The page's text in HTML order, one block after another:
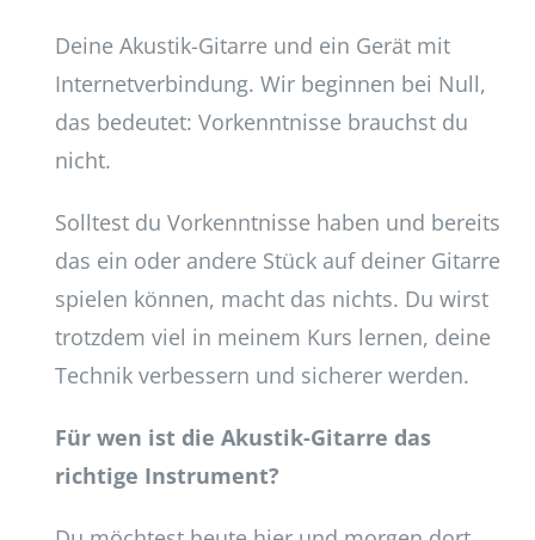
Deine Akustik-Gitarre und ein Gerät mit
Internetverbindung. Wir beginnen bei Null,
das bedeutet: Vorkenntnisse brauchst du
nicht.
Solltest du Vorkenntnisse haben und bereits
das ein oder andere Stück auf deiner Gitarre
spielen können, macht das nichts. Du wirst
trotzdem viel in meinem Kurs lernen, deine
Technik verbessern und sicherer werden.
Für wen ist die Akustik-Gitarre das
richtige Instrument?